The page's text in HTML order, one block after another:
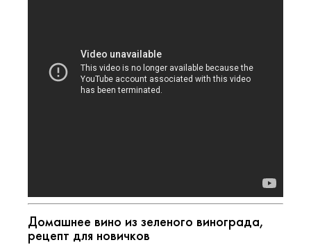
Домашнее вино из зеленого винограда,
рецепт для новичков